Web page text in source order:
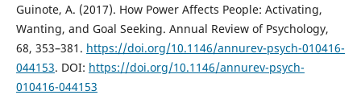
Guinote, A. (2017). How Power Affects People: Activating,
Wanting, and Goal Seeking. Annual Review of Psychology,
68, 353–381. https://doi.org/10.1146/annurev-psych-010416-
044153. DOI: https://doi.org/10.1146/annurev-psych-
010416-044153